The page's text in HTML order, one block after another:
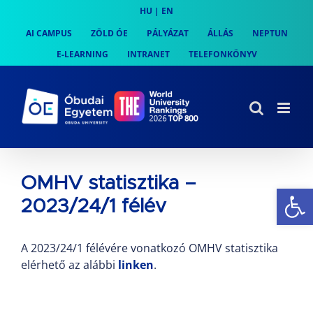
content
HU | EN
AI CAMPUS
ZÖLD ÓE PÁLYÁZAT ÁLLÁS
NEPTUN
E-LEARNING
INTRANET TELEFONKÖNYV
OMHV statisztika –
2023/24/1 félév
A 2023/24/1 félévére vonatkozó OMHV statisztika
elérhető az alábbi linken.